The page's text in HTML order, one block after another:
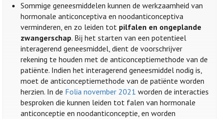
Sommige geneesmiddelen kunnen de werkzaamheid van
hormonale anticonceptiva en noodanticonceptiva
verminderen, en zo leiden tot pilfalen en ongeplande
zwangerschap. Bij het starten van een potentieel
interagerend geneesmiddel, dient de voorschrijver
rekening te houden met de anticonceptiemethode van de
patiënte. Indien het interagerend geneesmiddel nodig is,
moet de anticonceptiemethode van de patiënte worden
herzien. In de Folia november 2021 worden de interacties
besproken die kunnen leiden tot falen van hormonale
anticonceptie en noodanticonceptie, en worden